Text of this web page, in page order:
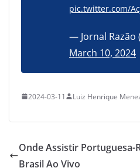
pic.twitter.com/
— Jornal Razão
March 10, 2024
2024-03-11 Luiz Henrique
Onde Assistir Portuguesa-
Brasil Ao Vivo